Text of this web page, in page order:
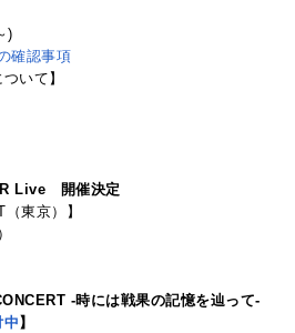
)
確認事項
ついて】
Live 開催決定
東京）】
-時には戦果の記憶を辿って-
】